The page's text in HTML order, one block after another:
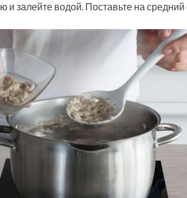
залейте водой. Поставьте на средний